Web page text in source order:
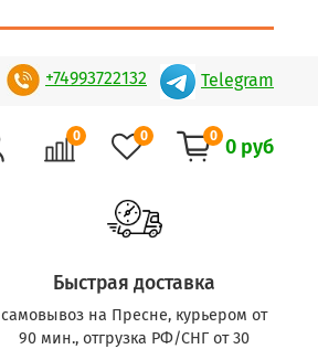
+74993722132 Telegram
0 0 0 0 руб
Быстрая доставка
самовывоз на Пресне, курьером от
90 мин., отгрузка РФ/СНГ от 30